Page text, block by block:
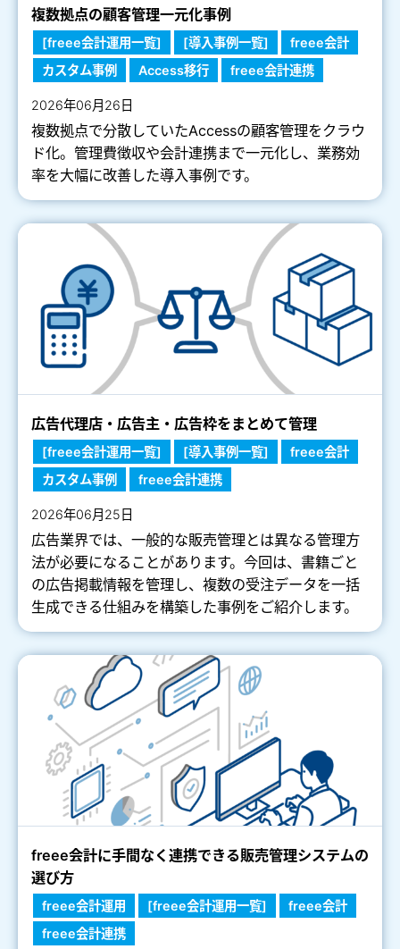
複数拠点の顧客管理一元化事例
[freee会計運用一覧] [導入事例一覧]
freee会計
カスタム事例
Access移行 freee会計連携
2026年06月26日
複数拠点で分散していたAccessの顧客管理をクラウ
ド化。管理費徴収や会計連携まで一元化し、業務効
率を大幅に改善した導入事例です。
広告代理店・広告主・広告枠をまとめて管理
[freee会計運用一覧] [導入事例一覧]
freee会計
カスタム事例
freee会計連携
2026年06月25日
広告業界では、一般的な販売管理とは異なる管理方
法が必要になることがあります。今回は、書籍ごと
の広告掲載情報を管理し、複数の受注データを一括
生成できる仕組みを構築した事例をご紹介します。
freee会計に手間なく連携できる販売管理システムの
選び方
freee会計運用 [freee会計運用一覧]
freee会計
freee会計連携